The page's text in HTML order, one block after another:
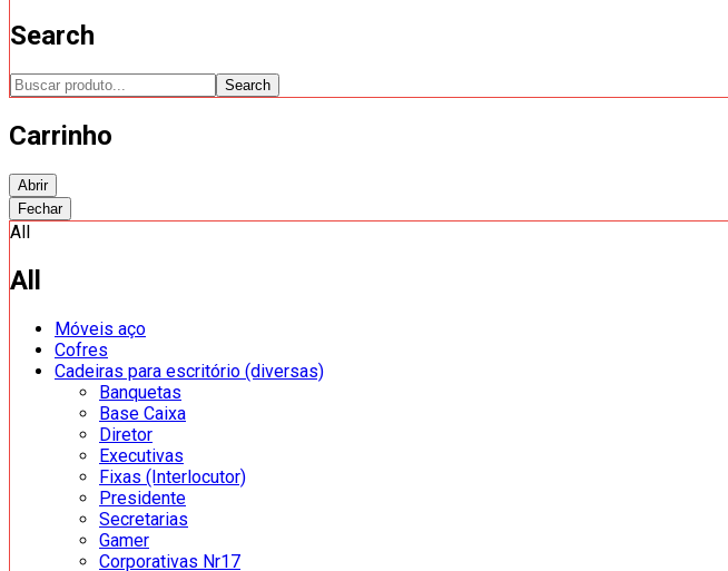
Search
Search
Carrinho
Abrir
Fechar
All
All
Móveis aço
Cofres
Cadeiras para escritório (diversas)
Banquetas
Base Caixa
Diretor
Executivas
Fixas (Interlocutor)
Presidente
Secretarias
Gamer
Corporativas Nr17